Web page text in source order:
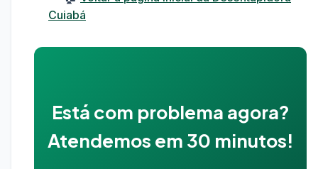
Cuiabá
Está com problema agora?
Atendemos em 30 minutos!